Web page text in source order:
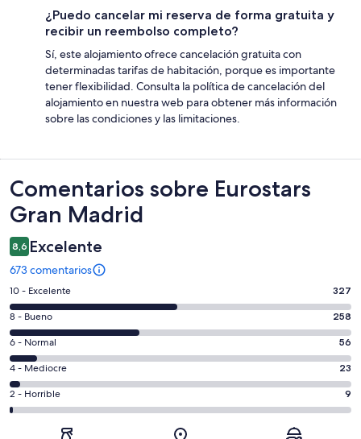
¿Puedo cancelar mi reserva de forma gratuita y
recibir un reembolso completo?
Sí, este alojamiento ofrece cancelación gratuita con
determinadas tarifas de habitación, porque es importante
tener flexibilidad. Consulta la política de cancelación del
alojamiento en nuestra web para obtener más información
sobre las condiciones y las limitaciones.
Comentarios
Comentarios sobre Eurostars
Gran Madrid
8,6 Excelente
673 comentarios
327
comentarios
de
un
total
de
673
con
10 - Excelente 327
258
comentarios
de
un
total
de
8 - Bueno 258
56
comentarios
de
un
total
6 - Normal 56
23
comentarios
de
4 - Mediocre 23
9
comentarios
2 - Horrible 9